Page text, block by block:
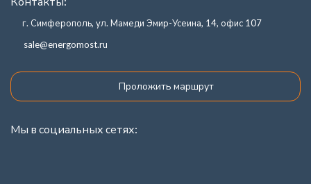
г. Симферополь, ул. Мамеди Эмир-Усеина, 14, офис 107
sale@energomost.ru
Проложить маршрут
Мы в социальных сетях: